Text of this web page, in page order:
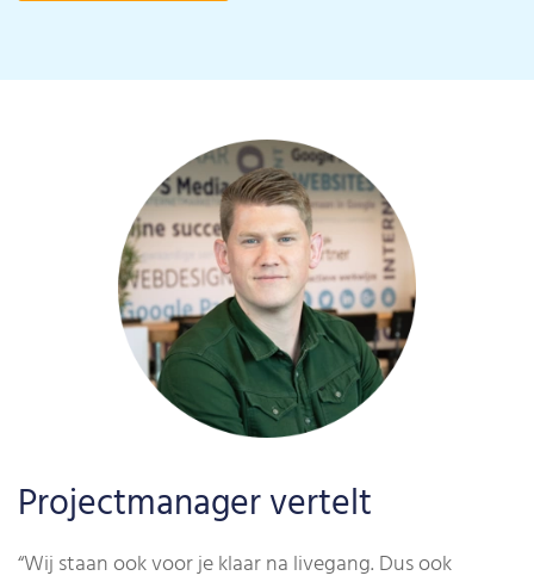
Projectmanager vertelt
“Wij staan ook voor je klaar na livegang. Dus ook